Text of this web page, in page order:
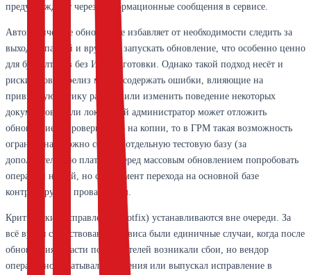
предупреждают через информационные сообщения в сервисе.
Автоматическое обновление избавляет от необходимости следить за
выходом патчей и вручную запускать обновление, что особенно ценно
для бухгалтеров без ИТ-подготовки. Однако такой подход несёт и
риски. Новый релиз может содержать ошибки, влияющие на
привычную логику работы, или изменить поведение некоторых
документов. Если локальный администратор может отложить
обновление и проверить его на копии, то в ГРМ такая возможность
ограничена. Можно создать отдельную тестовую базу (за
дополнительную плату) и перед массовым обновлением попробовать
операции на ней, но сам момент перехода на основной базе
контролируется провайдером.
Критические исправления (hotfix) устанавливаются вне очереди. За
всё время существования сервиса были единичные случаи, когда после
обновления у части пользователей возникали сбои, но вендор
оперативно откатывал изменения или выпускал исправление в